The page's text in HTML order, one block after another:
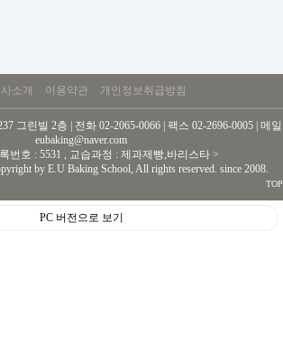
소개 이용약관 개인정보취급방침
그린빌 2층 | 전화 02-2065-0066 | 팩스 02-2696-0005 | 메일
eubaking@naver.com
번호 : 5531 , 교습과정 : 제과제빵,바리스타 >
by E.U Baking School, All rights reserved. since 2008.
TOP
PC 버전으로 보기